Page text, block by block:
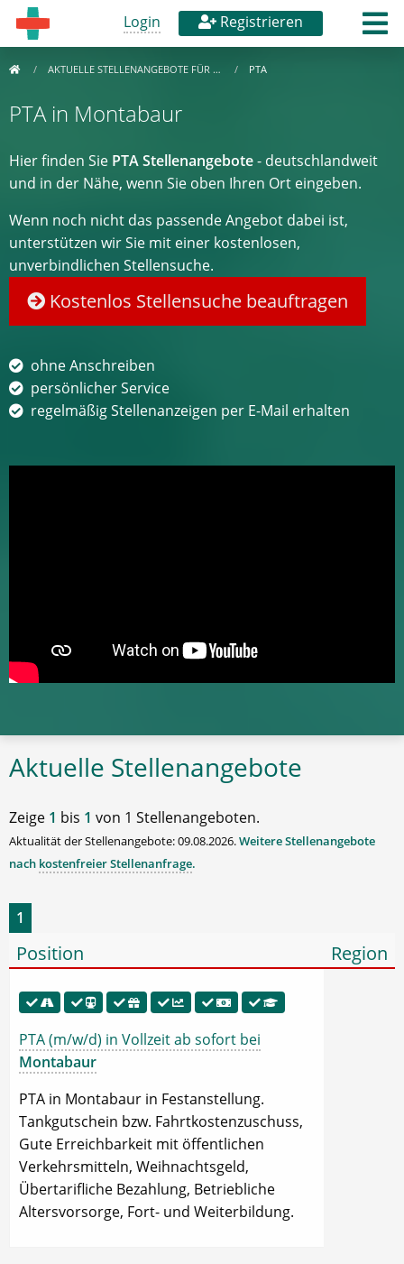
Login Registrieren
AKTUELLE STELLENANGEBOTE FÜR … PTA
PTA in Montabaur
Hier finden Sie PTA Stellenangebote- deutschlandweit
und in der Nähe, wenn Sie oben Ihren Ort eingeben.
Wenn noch nicht das passende Angebot dabei ist,
unterstützen wir Sie mit einer kostenlosen,
unverbindlichen Stellensuche.
Kostenlos Stellensuche beauftragen
ohne Anschreiben
persönlicher Service
regelmäßig Stellenanzeigen per E-Mail erhalten
Aktuelle Stellenangebote
Zeige 1 bis 1 von 1 Stellenangeboten.
Aktualität der Stellenangebote: 09.08.2026.Weitere Stellenangebote
nach kostenfreier Stellenanfrage.
1
Position Region
PTA (m/w/d) in Vollzeit ab sofort bei
Montabaur
PTA in Montabaur in Festanstellung.
Tankgutschein bzw. Fahrtkostenzuschuss,
Gute Erreichbarkeit mit öffentlichen
Verkehrsmitteln, Weihnachtsgeld,
Übertarifliche Bezahlung, Betriebliche
Altersvorsorge, Fort- und Weiterbildung.